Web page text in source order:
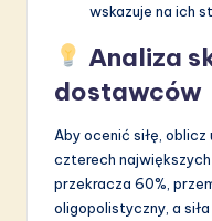
wskazuje na ich
Analiza
dostawców
Aby ocenić siłę,
czterech
przekracza 60%,
oligopolistyczny, a